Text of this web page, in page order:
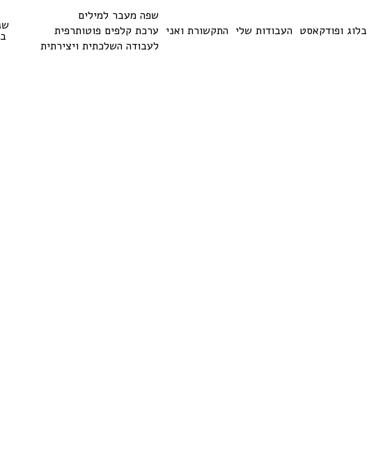
בלוג ופודקאסט העבודות שלי התקשורת ואני
שפה מעבר למילים
ערכת קלפים פוטותרפית
לעבודה השלכתית ויצירתית